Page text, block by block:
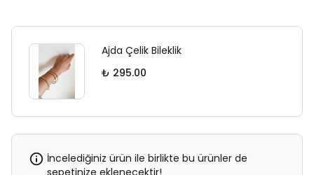
Ajda Çelik Bileklik
₺ 295.00
İncelediğiniz ürün ile birlikte bu ürünler de
sepetinize eklenecektir!